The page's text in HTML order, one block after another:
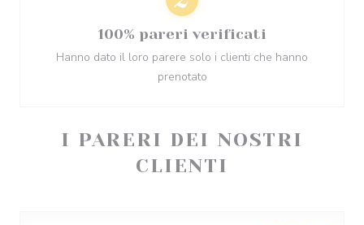
I PARERI DEI NOSTRI
CLIENTI
100% pareri verificati
Hanno dato il loro parere solo i clienti che hanno
prenotato